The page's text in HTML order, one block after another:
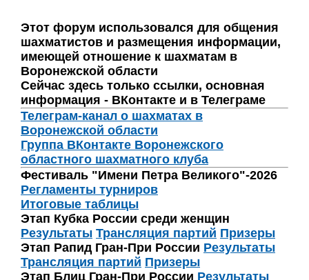
Этот форум использовался для общения
шахматистов и размещения информации,
имеющей отношение к шахматам в
Воронежской области
Сейчас здесь только ссылки, основная
информация - ВКонтакте и в Телеграме
Телеграм-канал о шахматах в
Воронежской области
Группа ВКонтакте Воронежского
областного шахматного клуба
Фестиваль "Имени Петра Великого"-2026
Регламенты турниров
Итоговые таблицы
Этап Кубка России среди женщин
Результаты Трансляция партий Призеры
Этап Рапид Гран-При России Результаты
Трансляция партий Призеры
Этап Блиц Гран-При России Результаты